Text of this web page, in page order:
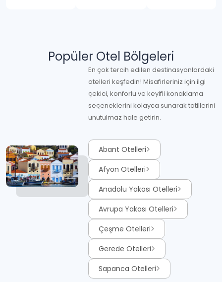
Popüler Otel Bölgeleri
En çok tercih edilen destinasyonlardaki
otelleri keşfedin! Misafirleriniz için ilgi
çekici, konforlu ve keyifli konaklama
seçeneklerini kolayca sunarak tatillerini
unutulmaz hale getirin.
Abant Otelleri
Afyon Otelleri
Anadolu Yakası Otelleri
Avrupa Yakası Otelleri
Çeşme Otelleri
Gerede Otelleri
Sapanca Otelleri